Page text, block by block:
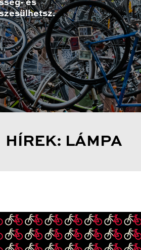
és
HÍREK: LÁMPA